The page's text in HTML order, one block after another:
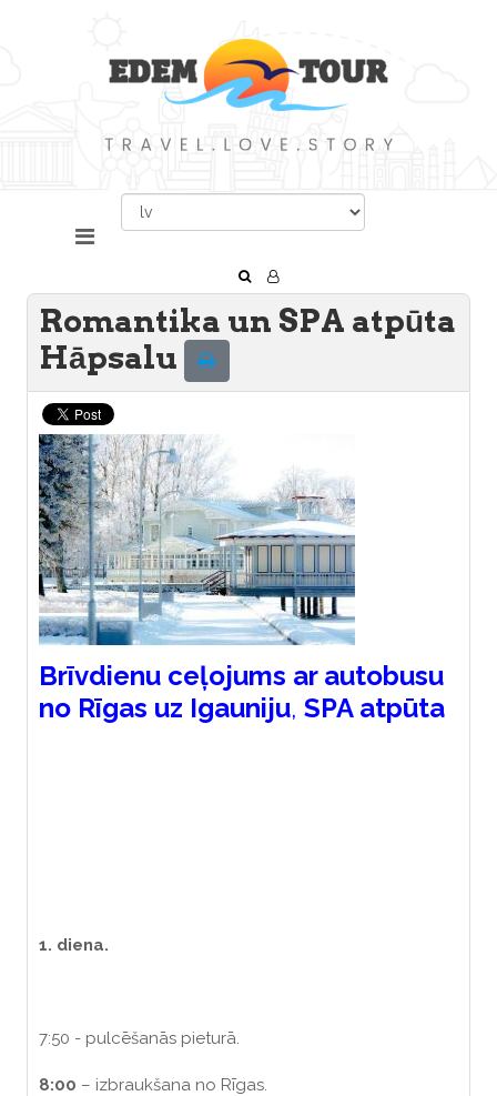
Romantika un SPA atpūta
Hāpsalu
Brīvdienu ceļojums ar autobusu
no Rīgas uz Igauniju, SPA atpūta
1. diena.
7:50 - pulcēšanās pieturā.
8:00 – izbraukšana no Rīgas.